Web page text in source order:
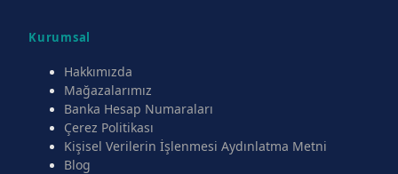
Kurumsal
Hakkımızda
Mağazalarımız
Banka Hesap Numaraları
Çerez Politikası
Kişisel Verilerin İşlenmesi Aydınlatma Metni
Blog